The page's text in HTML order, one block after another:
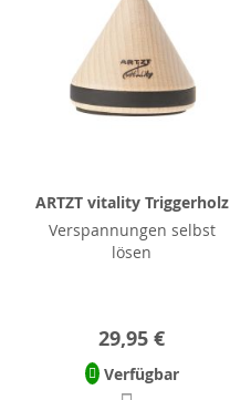
ARTZT vitality Triggerholz
Verspannungen selbst
lösen
29,95 €
Verfügbar